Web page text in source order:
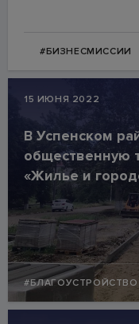
#БИЗНЕСМИССИИ
15 ИЮНЯ 2022
В Успенском
общественную
«Жилье и
#БЛАГОУСТРОЙСТВО